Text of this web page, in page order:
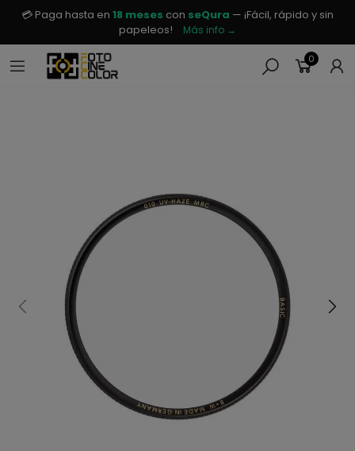
💳 Paga hasta en 18 meses con seQura — ¡Fácil, rápido y sin
papeleos!
Más info →
0